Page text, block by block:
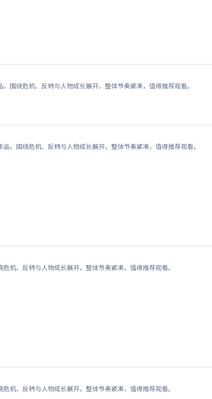
围绕危机、反转与人物成长展开，整体节奏紧凑，值得推荐观看。
，围绕危机、反转与人物成长展开，整体节奏紧凑，值得推荐观看。
机、反转与人物成长展开，整体节奏紧凑，值得推荐观看。
机、反转与人物成长展开，整体节奏紧凑，值得推荐观看。